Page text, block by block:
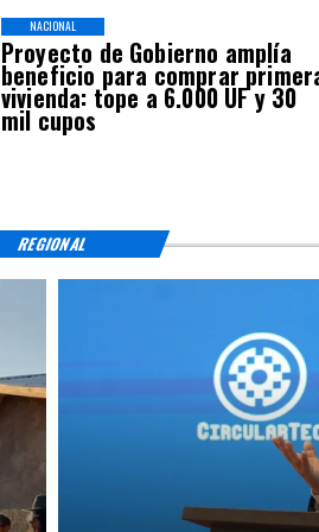
Proyecto de Gobierno amplía
beneficio para comprar
vivienda: tope a 6.000 UF y 30
mil cupos
NACIONAL
REGIONAL